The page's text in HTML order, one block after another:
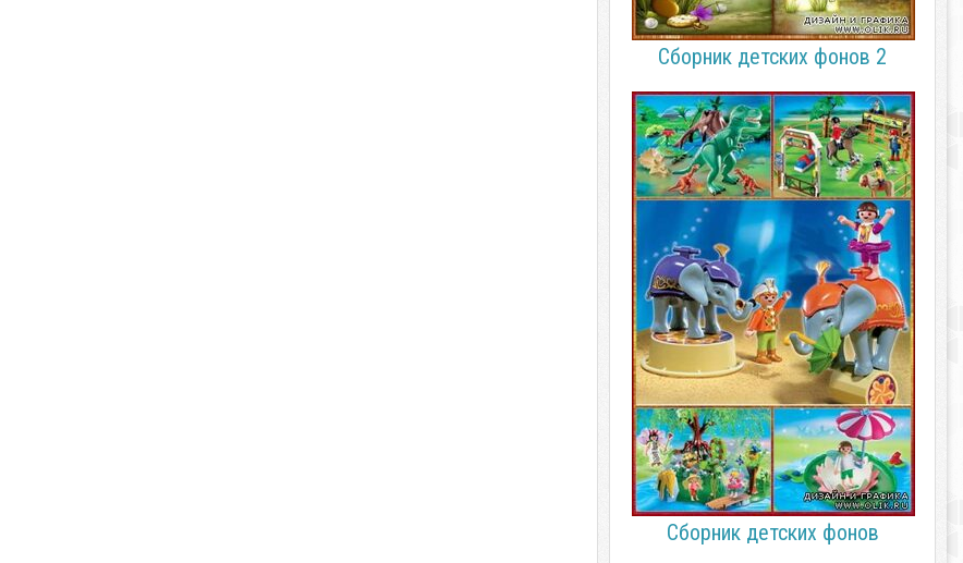
Сборник детских фонов 2
Сборник детских фонов